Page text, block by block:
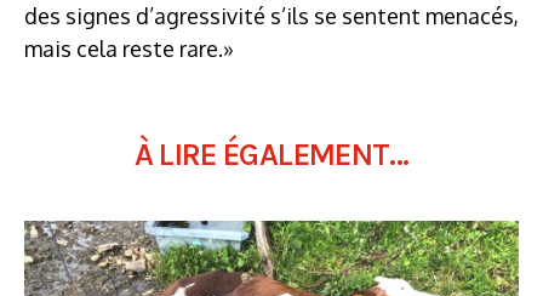
des signes d’agressivité s’ils se sentent menacés,
mais cela reste rare.»
À LIRE ÉGALEMENT...